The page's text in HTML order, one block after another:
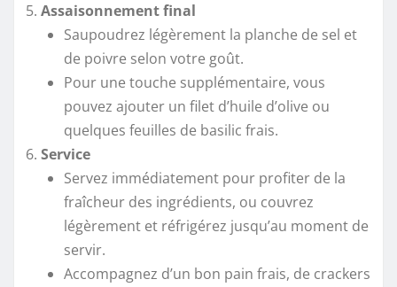
Assaisonnement final
Saupoudrez légèrement la planche de sel et
de poivre selon votre goût.
Pour une touche supplémentaire, vous
pouvez ajouter un filet d’huile d’olive ou
quelques feuilles de basilic frais.
Service
Servez immédiatement pour profiter de la
fraîcheur des ingrédients, ou couvrez
légèrement et réfrigérez jusqu’au moment de
servir.
Accompagnez d’un bon pain frais, de crackers